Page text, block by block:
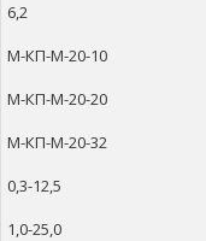
6,2
М-КП-М-20-10
М-КП-М-20-20
М-КП-М-20-32
0,3-12,5
1,0-25,0